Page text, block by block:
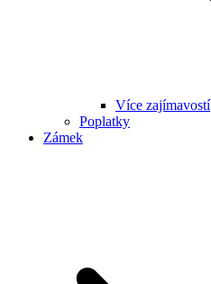
Více zajímavostí
Poplatky
Zámek